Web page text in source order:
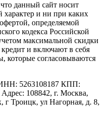
данный сайт носит
и ни при каких
определяемой
кодекса Российской
максимальной скидки
и включают в себя
которые согласовываются
5263108187 КПП:
108842, г. Москва,
г Троицк, ул Нагорная, д. 8,